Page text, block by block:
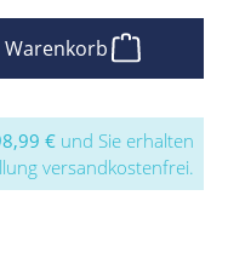
Warenkorb
€ und Sie erhalten
versandkostenfrei.